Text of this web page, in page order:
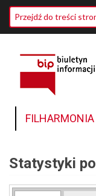
Przejdź do treści
Statystyki